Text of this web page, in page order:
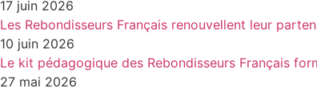
17 juin 2026
Les Rebondisseurs Français renouvellent leur
10 juin 2026
Le kit pédagogique des Rebondisseurs Français
27 mai 2026